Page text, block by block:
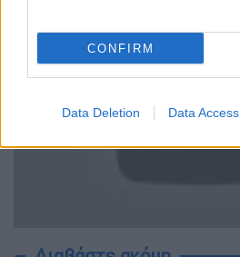
CONFIRM
Data Deletion Data Access